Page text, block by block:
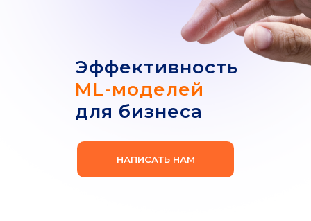
НАПИСАТЬ НАМ
Эффективность
ML-моделей
для бизнеса